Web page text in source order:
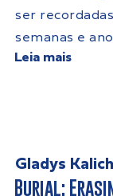
ser
semanas e
Leia mais
Gladys
Burial: